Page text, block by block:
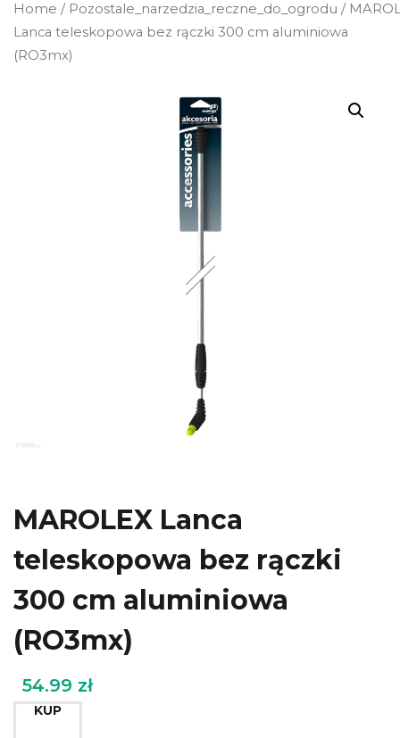
Home / Pozostale_narzedzia_reczne_do_ogrodu /
Lanca teleskopowa bez rączki 300 cm aluminiowa
(RO3mx)
MAROLEX Lanca
teleskopowa bez rączki
300 cm aluminiowa
(RO3mx)
54.99 zł
KUP